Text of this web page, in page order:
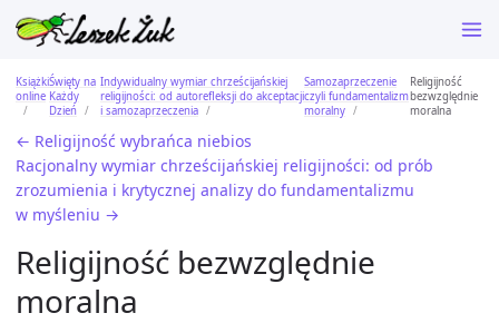
Książki
online
Święty na
Każdy
Dzień
Indywidualny wymiar chrześcijańskiej
religijności: od autorefleksji do akceptacji
i samozaprzeczenia
Samozaprzeczenie
czyli fundamentalizm
moralny
Religijność
bezwzględnie
moralna
← Religijność wybrańca niebios
Racjonalny wymiar chrześcijańskiej religijności: od prób
zrozumienia i krytycznej analizy do fundamentalizmu
w myśleniu →
Religijność bezwzględnie
moralna